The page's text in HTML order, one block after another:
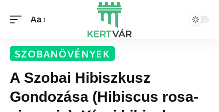
Aa
SZOBANÖVÉNYEK
A Szobai Hibiszkusz
Gondozása (Hibiscus rosa-